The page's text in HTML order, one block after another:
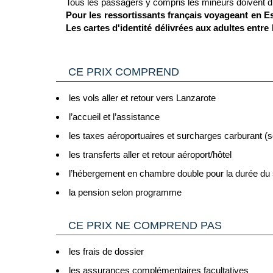
Tous les passagers y compris les mineurs doivent
Pour les ressortissants français voyageant en
Les cartes d'identité délivrées aux adultes
de privilégier l'usage d'un passeport valide
(Source France Diplomatie le 30/06/26)
Vous trouverez des informations plus complètes
Cliquant ici.
2/ GENERALITES
Passeport & Carte Nationale d'Identité
pays de destination.
Carte nationale d'identité expirée- il est possible
d'Union Européenne ou de l'Espace Schengen,
C’est pourquoi il est impératif de privilégier un
françaises comme toujours en cours de validité.
Voyageurs mineurs voyageant seul
Transit par la Grande Bretagne, les Etat-Unis et
- Grande Bretagne : sur le site du gouvernement
Cliquant ici.
CE PRIX COMPREND
les vols aller et retour vers Lanzarote
l’accueil et l’assistance
les taxes aéroportuaires et surcharges carburant
les transferts aller et retour aéroport/hôtel
l’hébergement en chambre double pour la durée du
la pension selon programme
CE PRIX NE COMPREND PAS
les frais de dossier
les assurances complémentaires facultatives